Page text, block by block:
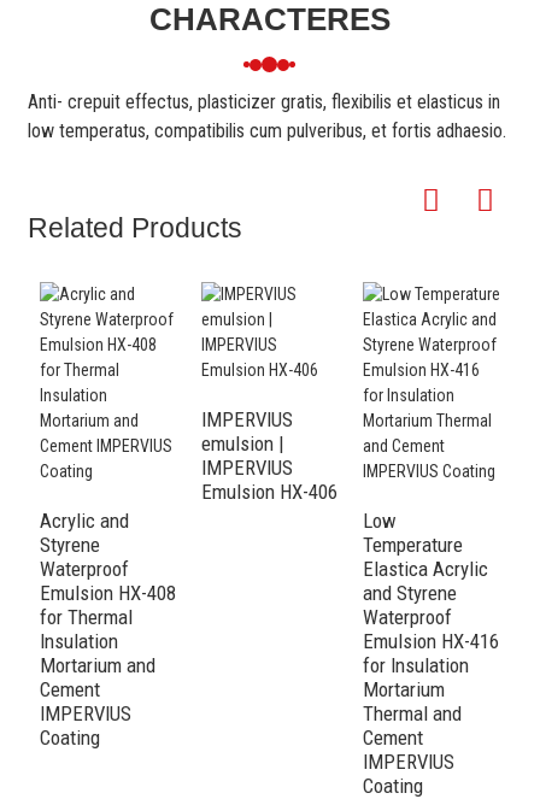
CHARACTERES
Anti- crepuit effectus, plasticizer gratis, flexibilis et elasticus in
low temperatus, compatibilis cum pulveribus, et fortis adhaesio.
Related Products
Acrylic and
Styrene
Waterproof
Emulsion HX-408
for Thermal
Insulation
Mortarium and
Cement
IMPERVIUS
Coating
IMPERVIUS
emulsion |
IMPERVIUS
Emulsion HX-406
Low
Temperature
Elastica Acrylic
and Styrene
Waterproof
Emulsion HX-416
for Insulation
Mortarium
Thermal and
Cement
IMPERVIUS
Coating